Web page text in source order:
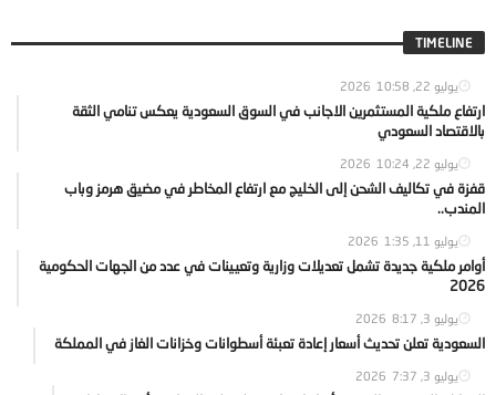
TIMELINE
يوليو 22, 2026 10:58
ارتفاع ملكية المستثمرين الاجانب في السوق السعودية يعكس تنامي الثقة
بالاقتصاد السعودي
يوليو 22, 2026 10:24
قفزة في تكاليف الشحن إلى الخليج مع ارتفاع المخاطر في مضيق هرمز وباب
المندب..
يوليو 11, 2026 1:35
أوامر ملكية جديدة تشمل تعديلات وزارية وتعيينات في عدد من الجهات الحكومية
2026
يوليو 3, 2026 8:17
السعودية تعلن تحديث أسعار إعادة تعبئة أسطوانات وخزانات الغاز في المملكة
يوليو 3, 2026 7:37